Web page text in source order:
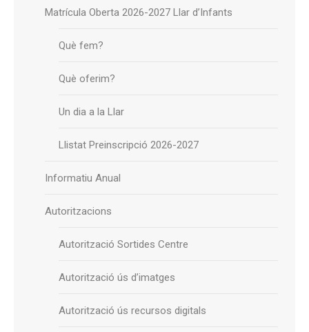
Matrícula Oberta 2026-2027 Llar d’Infants
Què fem?
Què oferim?
Un dia a la Llar
Llistat Preinscripció 2026-2027
Informatiu Anual
Autoritzacions
Autorització Sortides Centre
Autorització ús d’imatges
Autorització ús recursos digitals